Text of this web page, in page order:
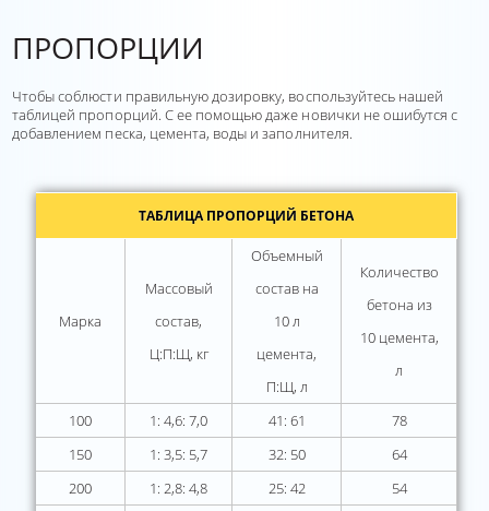
ПРОПОРЦИИ
Чтобы соблюсти правильную дозировку, воспользуйтесь нашей
таблицей пропорций. С ее помощью даже новички не ошибутся с
добавлением песка, цемента, воды и заполнителя.
ТАБЛИЦА ПРОПОРЦИЙ БЕТОНА
Марка
Массовый
состав,
Ц:П:Щ, кг
Объемный
состав на
10 л
цемента,
П:Щ, л
Количество
бетона из
10 цемента,
л
100 1: 4,6: 7,0 41: 61
78
150
1: 3,5: 5,7 32: 50
64
200
1: 2,8: 4,8 25: 42
54